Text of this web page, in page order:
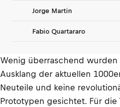
Jorge Martin
Fabio Quartararo
Wenig überraschend
Ausklang der aktuellen
Neuteile und keine
Prototypen gesichtet. Für die